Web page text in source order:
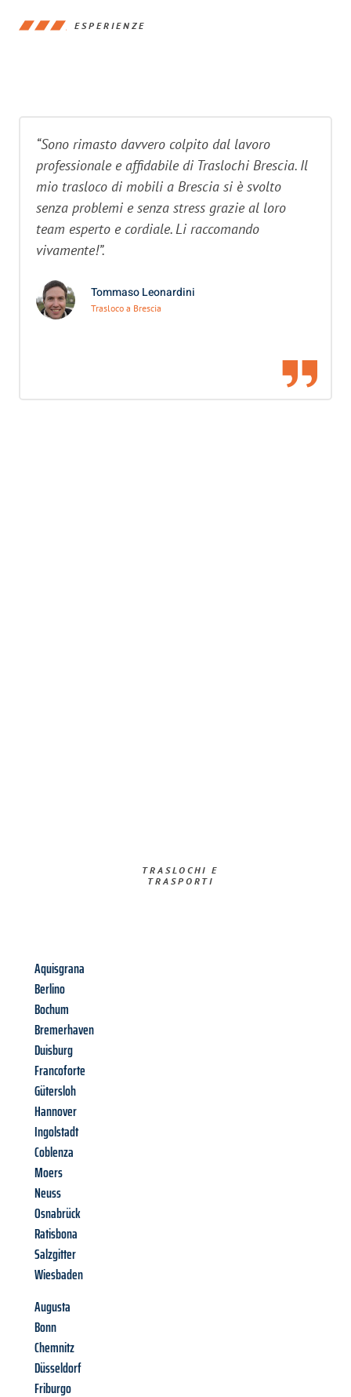
ESPERIENZE
“Sono rimasto davvero colpito dal lavoro
professionale e affidabile di Traslochi Brescia. Il
mio trasloco di mobili a Brescia si è svolto
senza problemi e senza stress grazie al loro
team esperto e cordiale. Li raccomando
vivamente!”.
Tommaso Leonardini
Trasloco a Brescia
TRASLOCHI E
TRASPORTI​
Aquisgrana
Berlino
Bochum
Bremerhaven
Duisburg
Francoforte
Gütersloh
Hannover
Ingolstadt
Coblenza
Moers
Neuss
Osnabrück
Ratisbona
Salzgitter
Wiesbaden
Augusta
Bonn
Chemnitz
Düsseldorf
Friburgo